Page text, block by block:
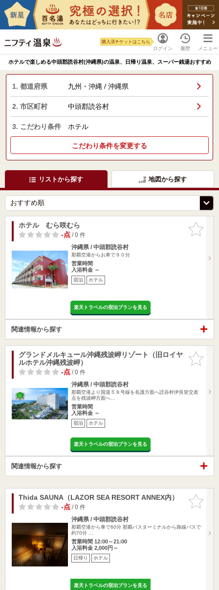
ログイン
購入済チケットはこちら
履歴 メニュー
ホテルで楽しめる中頭郡読谷村(沖縄県)の温泉、日帰り温泉、スーパー銭湯おすすめ
1. 都道府県 九州・沖縄 / 沖縄県
2. 市区町村 中頭郡読谷村
3. こだわり条件 ホテル
こだわり条件を変更する
リストから探す 地図から探す
お気に入
りに追加
ホテル むら咲むら
-点/ 0 件
沖縄県 / 中頭郡読谷村
那覇空港からお車で９０分
営業時間
入浴料金 ～
宿泊 ホテル
楽天トラベルの宿泊プランを見る
関連情報から探す
お気に入
りに追加
グランドメルキュール沖縄残波岬リゾート（旧ロイヤ
ルホテル沖縄残波岬）
-点/ 0 件
沖縄県 / 中頭郡読谷村
那覇空港より国道５８号線を名護方面へ読谷村伊良皆交差
点を残波岬方面へ…
営業時間
入浴料金 ～
宿泊 ホテル
楽天トラベルの宿泊プランを見る
関連情報から探す
お気に入
りに追加
Thida SAUNA（LAZOR SEA RESORT ANNEX内）
-点/ 0 件
沖縄県 / 中頭郡読谷村
那覇空港から車で60分 那覇バスターミナルから路線バスで
約70分 …
営業時間 12:00～21:00
入浴料金 2,000円～
日帰り ホテル
楽天トラベルの宿泊プランを見る